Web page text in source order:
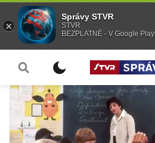
Správy STVR
STVR
BEZPLATNÉ - V Google Play